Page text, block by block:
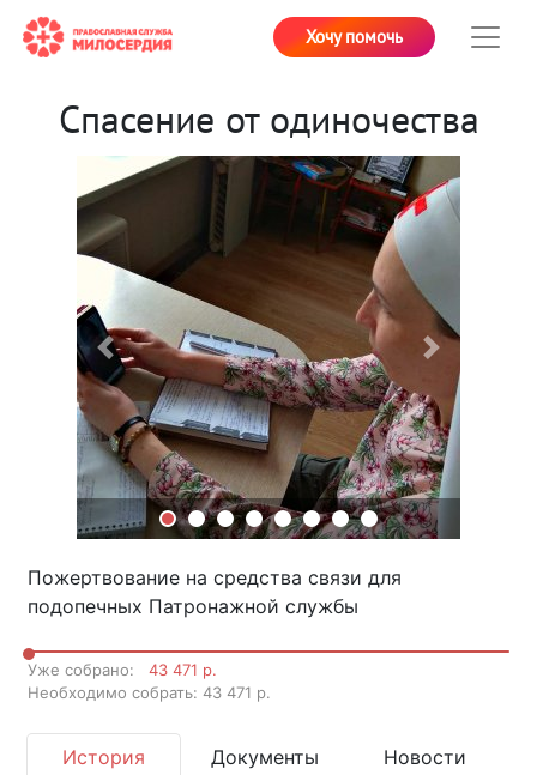
Хочу помочь
Спасение от одиночества
Previous Next
Пожертвование на средства связи для
подопечных Патронажной службы
Уже собрано:
43 471 р.
Необходимо собрать: 43 471 р.
История Документы Новости